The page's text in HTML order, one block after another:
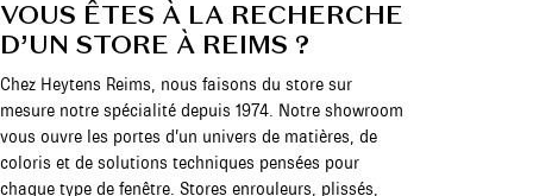
VOUS ÊTES À LA RECHERCHE
D’UN STORE À REIMS ?
Chez Heytens Reims, nous faisons du store sur
mesure notre spécialité depuis 1974. Notre showroom
vous ouvre les portes d’un univers de matières, de
coloris et de solutions techniques pensées pour
chaque type de fenêtre. Stores enrouleurs, plissés,